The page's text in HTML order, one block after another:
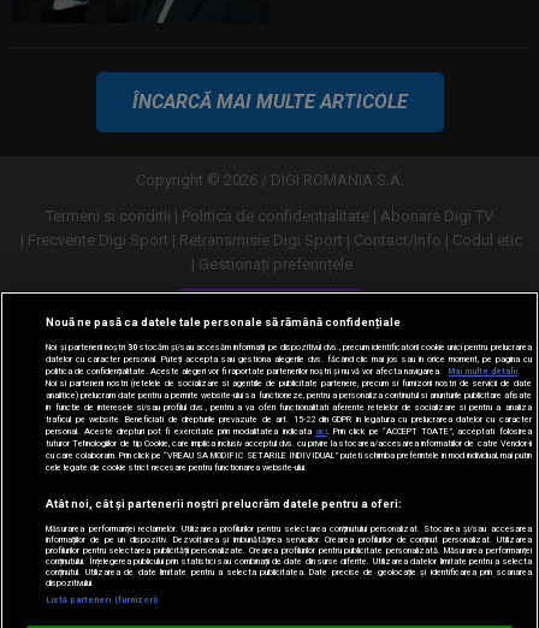
ÎNCARCĂ MAI MULTE ARTICOLE
Copyright © 2026 / DIGI ROMANIA S.A.
Termeni si conditii
Politica de confidentialitate
Abonare Digi TV
Frecvente Digi Sport
Retransmisie Digi Sport Contact/Info
Codul etic
Gestionați preferințele
Versiune desktop
Nouă ne pasă ca datele tale personale să rămână confidențiale
Noi și partenerii noștri30stocăm și/sau accesăm informații pe dispozitivul dvs., precum identificatorii cookie unici pentru prelucrarea
datelor cu caracter personal. Puteți accepta sau gestiona alegerile dvs. făcând clic mai jos sau în orice moment, pe pagina cu
politica de confidențialitate. Aceste alegeri vor fi raportate partenerilor noștri și nu vă vor afecta navigarea.
Mai multe detalii
Noi si partenerii nostri (retelele de socializare si agentiile de publicitate partenere, precum si furnizorii nostri de servicii de date
analitice) prelucram date pentru a permite website-ului sa functioneze, pentru a personaliza continutul si anunturile publicitare afisate
in functie de interesele si/sau profilul dvs., pentru a va oferi functionalitati aferente retelelor de socializare si pentru a analiza
traficul pe website. Beneficiati de drepturile prevazute de art. 15-22 din GDPR in legatura cu prelucrarea datelor cu caracter
personal. Aceste drepturi pot fi exercitate prin modalitatea indicata aici. Prin click pe “ACCEPT TOATE”, acceptati folosirea
tuturor Tehnologiilor de tip Cookie, care implica inclusiv acceptul dvs. cu privire la stocarea/accesarea informatiilor de catre Vendor-ii
cu care colaboram. Prin click pe “VREAU SA MODIFIC SETARILE INDIVIDUAL” puteti schimba preferintele in mod individual, mai putin
cele legate de cookie strict necesare pentru functionarea website-ului.
Atât noi, cât și partenerii noștri prelucrăm datele pentru a oferi:
Măsurarea performanței reclamelor. Utilizarea profilurilor pentru selectarea conținutului personalizat. Stocarea și/sau accesarea
informațiilor de pe un dispozitiv. Dezvoltarea și îmbunătățirea serviciilor. Crearea profilurilor de conținut personalizat. Utilizarea
profilurilor pentru selectarea publicității personalizate. Crearea profilurilor pentru publicitate personalizată. Măsurarea performanței
conținutului. Înțelegerea publicului prin statistici sau combinații de date din surse diferite. Utilizarea datelor limitate pentru a selecta
conținutul. Utilizarea de date limitate pentru a selecta publicitatea. Date precise de geolocație și identificarea prin scanarea
dispozitivului.
Listă parteneri (furnizori)